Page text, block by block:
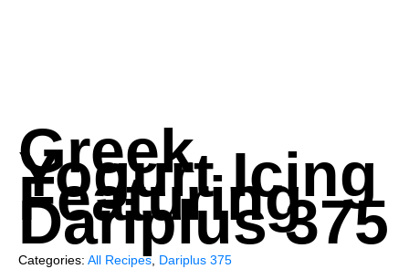
Greek
Yogurt Icing
Featuring
Dariplus 375
Categories: All Recipes, Dariplus 375